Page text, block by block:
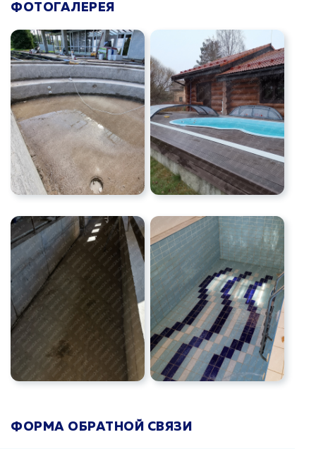
ФОТОГАЛЕРЕЯ
ФОРМА ОБРАТНОЙ СВЯЗИ